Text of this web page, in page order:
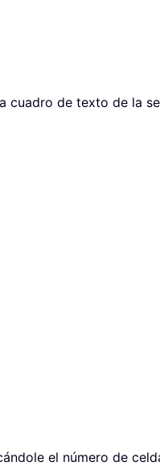
cuadro de texto de la
el número de